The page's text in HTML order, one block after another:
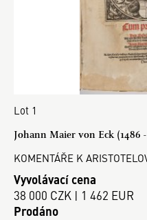
Lot 1
Johann Maier von Eck (1486
KOMENTÁŘE K
Vyvolávací cena
38 000 CZK | 1 462 EUR
Prodáno